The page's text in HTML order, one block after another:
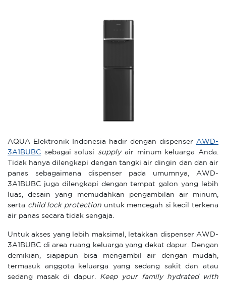
AQUA Elektronik Indonesia hadir dengan dispenser AWD-
3A1BUBC sebagai solusi supplyair minum keluarga Anda.
Tidak hanya dilengkapi dengan tangki air dingin dan dan air
panas sebagaimana dispenser pada umumnya, AWD-
3A1BUBC juga dilengkapi dengan tempat galon yang lebih
luas, desain yang memudahkan pengambilan air minum,
serta child lock protectionuntuk mencegah si kecil terkena
air panas secara tidak sengaja.
Untuk akses yang lebih maksimal, letakkan dispenser AWD-
3A1BUBC di area ruang keluarga yang dekat dapur. Dengan
demikian, siapapun bisa mengambil air dengan mudah,
termasuk anggota keluarga yang sedang sakit dan atau
sedang masak di dapur. Keep your family hydrated
with